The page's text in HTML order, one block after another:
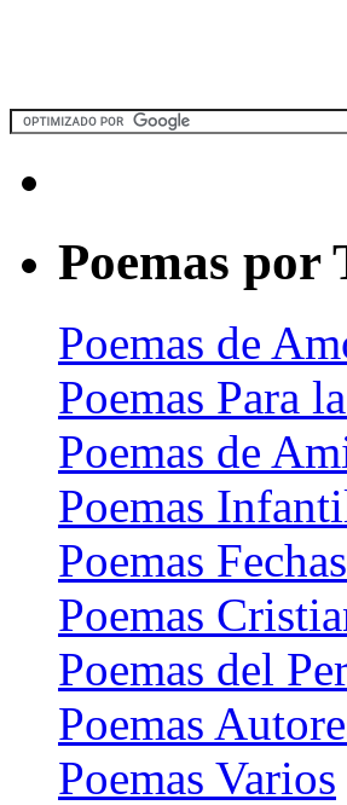
Poemas por
Poemas de
Poemas Para
Poemas de
Poemas
Poemas
Poemas
Poemas del
Poemas
Poemas Varios